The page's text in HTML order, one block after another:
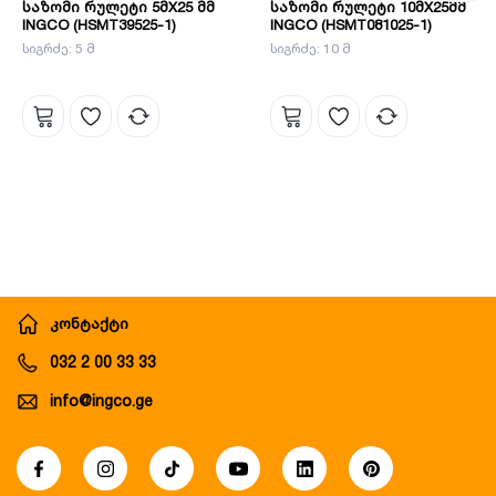
საზომი რულეტი 5მX25 მმ
INGCO (HSMT39525-1)
სიგრძე: 5 მ
საზომი რულეტი 10მX25მმ
INGCO (HSMT081025-1)
სიგრძე: 10 მ
კონტაქტი
032 2 00 33 33
info@ingco.ge